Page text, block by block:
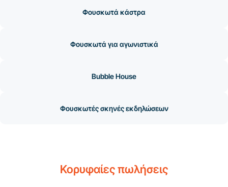
Φουσκωτά κάστρα
Φουσκωτά για αγωνιστικά
Bubble House
Φουσκωτές σκηνές εκδηλώσεων
Κορυφαίες πωλήσεις